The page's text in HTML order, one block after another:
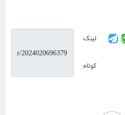
لینک
کوتاه: